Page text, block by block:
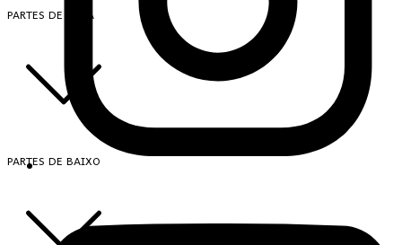
PARTES DE CIMA
PARTES DE BAIXO